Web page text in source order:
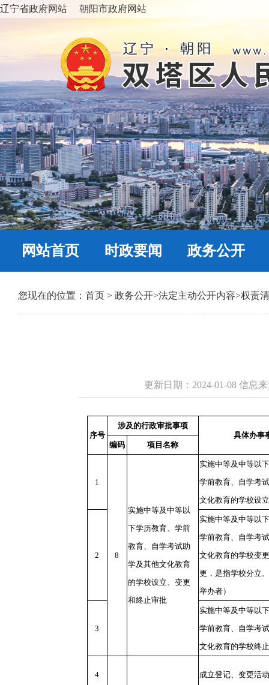
辽宁省政府网站 朝阳市政府网站
网站首页 时政要闻 政务公开
您现在的位置： 首页 > 政务公开>法定主动公开内容>权责
更新日期：2024-01-08 信息
序号
涉及的行政审批事项
具体办事
编码
项目名称
1
8
实施中等及中等以
下学历教育、学前
教育、自学考试助
学及其他文化教育
的学校设立、变更
和终止审批
实施中等及中等以
学前教育、自学考
文化教育的学校设
2
实施中等及中等以
学前教育、自学考
文化教育的学校变
更，是指学校分立
举办者）
3
实施中等及中等以
学前教育、自学考
文化教育的学校终
4 成立登记、变更活